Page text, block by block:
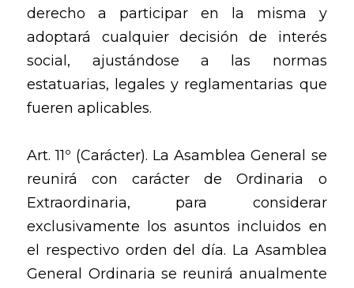
derecho a participar en la misma y
adoptará cualquier decisión de interés
social, ajustándose a las normas
estatuarias, legales y reglamentarias que
fueren aplicables.
Art. 11º (Carácter). La Asamblea General se
reunirá con carácter de Ordinaria o
Extraordinaria, para considerar
exclusivamente los asuntos incluidos en
el respectivo orden del día. La Asamblea
General Ordinaria se reunirá anualmente